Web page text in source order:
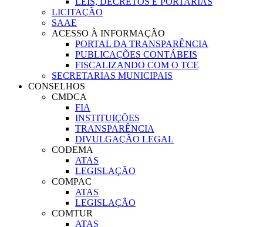
LICITAÇÃO
SAAE
ACESSO À INFORMAÇÃO
PORTAL DA TRANSPARÊNCIA
PUBLICAÇÕES CONTÁBEIS
FISCALIZANDO COM O TCE
SECRETARIAS MUNICIPAIS
CONSELHOS
CMDCA
FIA
INSTITUIÇÕES
TRANSPARÊNCIA
DIVULGAÇÃO LEGAL
CODEMA
ATAS
LEGISLAÇÃO
COMPAC
ATAS
LEGISLAÇÃO
COMTUR
ATAS